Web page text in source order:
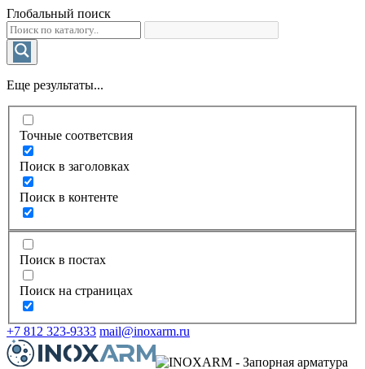
Глобальный поиск
Еще результаты...
Точные соответсвия
Поиск в заголовках
Поиск в контенте
Поиск в постах
Поиск на страницах
+7 812 323-9333 mail@inoxarm.ru